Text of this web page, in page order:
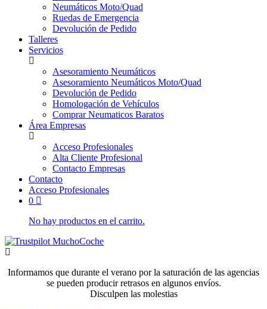
Neumáticos Moto/Quad
Ruedas de Emergencia
Devolución de Pedido
Talleres
Servicios
Asesoramiento Neumáticos
Asesoramiento Neumáticos Moto/Quad
Devolución de Pedido
Homologación de Vehículos
Comprar Neumaticos Baratos
Área Empresas
Acceso Profesionales
Alta Cliente Profesional
Contacto Empresas
Contacto
Acceso Profesionales
0
No hay productos en el carrito.
Informamos que durante el verano por la saturación de las agencias
se pueden producir retrasos en algunos envíos.
Disculpen las molestias